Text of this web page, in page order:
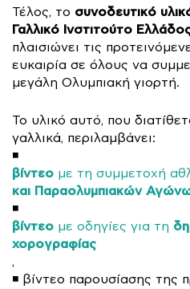
Τέλος, το συνοδευτικό
Γαλλικό Ινστιτούτο
πλαισιώνει τις
ευκαιρία σε όλους να
μεγάλη Ολυμπιακή γιορτή.
Το υλικό αυτό, που
γαλλικά, περιλαμβάνει:
◾
βίντεο με τη συμμετοχή
και Παραολυμπιακών
◾
βίντεο με οδηγίες για τη
χορογραφίας
,
◾ βίντεο παρουσίασης της